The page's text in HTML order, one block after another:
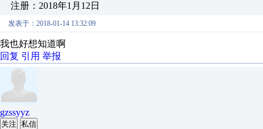
注册：2018年1月12日
发表于：2018-01-14 13:32:09
我也好想知道啊
回复 引用 举报
gzssyyz
关注 私信